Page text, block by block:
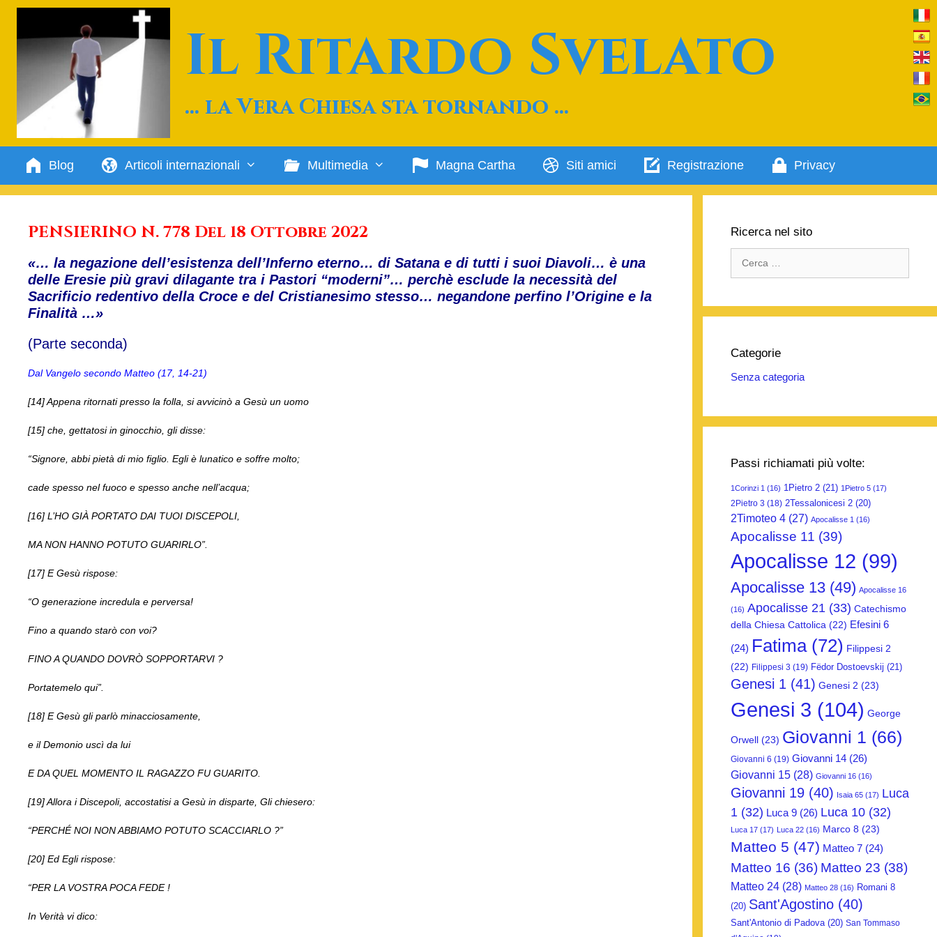
contenuto
Il Ritardo Svelato
… la Vera Chiesa sta tornando …
Blog Articoli internazionali Multimedia Magna Cartha Siti amici Registrazione Privacy
PENSIERINO N. 778 Del 18 Ottobre 2022
«… la negazione dell’esistenza dell’Inferno eterno… di Satana e di tutti i suoi Diavoli… è una
delle Eresie più gravi dilagante tra i Pastori “moderni”… perchè esclude la necessità del
Sacrificio redentivo della Croce e del Cristianesimo stesso… negandone perfino l’Origine e la
Finalità …»
(Parte seconda)
Dal Vangelo secondo Matteo (17, 14-21)
[14] Appena ritornati presso la folla, si avvicinò a Gesù un uomo
[15] che, gettatosi in ginocchio, gli disse:
“Signore, abbi pietà di mio figlio. Egli è lunatico e soffre molto;
cade spesso nel fuoco e spesso anche nell’acqua;
[16] L’HO GIÀ PORTATO DAI TUOI DISCEPOLI,
MA NON HANNO POTUTO GUARIRLO”.
[17] E Gesù rispose:
“O generazione incredula e perversa!
Fino a quando starò con voi?
FINO A QUANDO DOVRÒ SOPPORTARVI ?
Portatemelo qui”.
[18] E Gesù gli parlò minacciosamente,
e il Demonio uscì da lui
E DA QUEL MOMENTO IL RAGAZZO FU GUARITO.
[19] Allora i Discepoli, accostatisi a Gesù in disparte, Gli chiesero:
“PERCHÉ NOI NON ABBIAMO POTUTO SCACCIARLO ?”
[20] Ed Egli rispose:
“PER LA VOSTRA POCA FEDE !
In Verità vi dico:
Ricerca nel sito
per:
Categorie
Senza categoria
Passi richiamati più volte:
1Corinzi 1 (16) 1Pietro 2 (21) 1Pietro 5 (17)
2Pietro 3 (18) 2Tessalonicesi 2 (20)
2Timoteo 4 (27) Apocalisse 1 (16)
Apocalisse 11 (39)
Apocalisse 12 (99)
Apocalisse 13 (49) Apocalisse 16
(16) Apocalisse 21 (33) Catechismo
della Chiesa Cattolica (22) Efesini 6
(24) Fatima (72) Filippesi 2
(22) Filippesi 3 (19) Fëdor Dostoevskij (21)
Genesi 1 (41) Genesi 2 (23)
Genesi 3 (104) George
Orwell (23) Giovanni 1 (66)
Giovanni 6 (19) Giovanni 14 (26)
Giovanni 15 (28) Giovanni 16 (16)
Giovanni 19 (40) Isaia 65 (17) Luca
1 (32) Luca 9 (26) Luca 10 (32)
Luca 17 (17) Luca 22 (16) Marco 8 (23)
Matteo 5 (47) Matteo 7 (24)
Matteo 16 (36) Matteo 23 (38)
Matteo 24 (28) Matteo 28 (16) Romani 8
(20) Sant'Agostino (40)
Sant'Antonio di Padova (20) San Tommaso